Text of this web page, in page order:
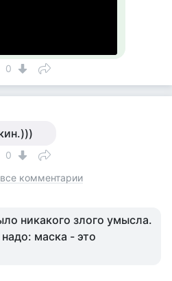
0
0
комментарии
никакого злого умысла.
маска - это